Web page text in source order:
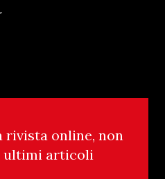
rivista online, non
ultimi articoli